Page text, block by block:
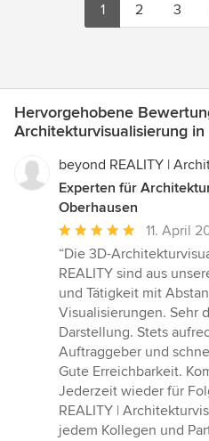
1 2 3
Hervorgehobene
Architekturvisualisierung in
beyond REALITY |
Experten für
Oberhausen
Durchschnittliche
Bewertung:
5
von
5
Sternen
11. April
“Die 3D-
REALITY sind aus
und Tätigkeit mit
Visualisierungen. Sehr
Darstellung. Stets
Auftraggeber und
Gute Erreichbarkeit.
Jederzeit wieder für
REALITY |
jedem Kollegen und